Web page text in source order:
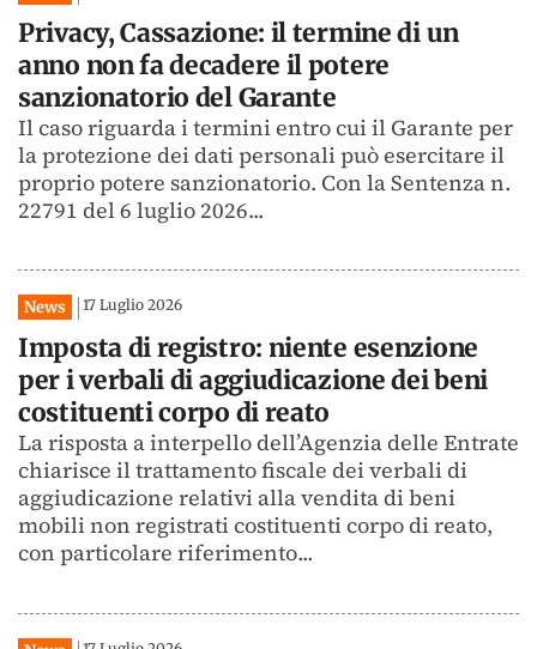
Privacy, Cassazione: il termine di un
anno non fa decadere il potere
sanzionatorio del Garante
Il caso riguarda i termini entro cui il Garante per
la protezione dei dati personali può esercitare il
proprio potere sanzionatorio. Con la Sentenza n.
22791 del 6 luglio 2026...
News 17 Luglio 2026
Imposta di registro: niente esenzione
per i verbali di aggiudicazione dei beni
costituenti corpo di reato
La risposta a interpello dell’Agenzia delle Entrate
chiarisce il trattamento fiscale dei verbali di
aggiudicazione relativi alla vendita di beni
mobili non registrati costituenti corpo di reato,
con particolare riferimento...